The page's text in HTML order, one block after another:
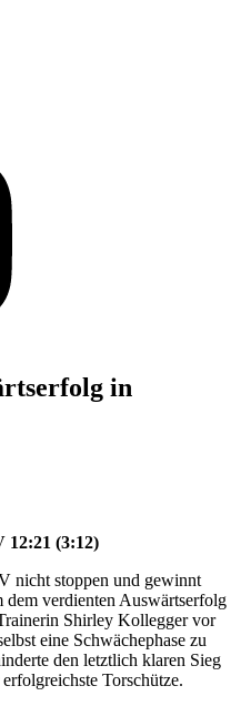
in
(3:12)
nicht stoppen und gewinnt
dem verdienten Auswärtserfolg
Shirley Kollegger vor
eine Schwächephase zu
den letztlich klaren Sieg
Torschütze.